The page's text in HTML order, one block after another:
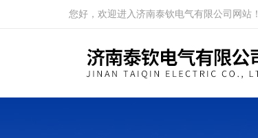
您好，欢迎进入济南泰钦电气有限公司网站！